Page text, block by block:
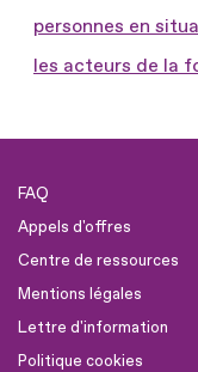
personnes en
les acteurs de la
FAQ
Appels d'offres
Centre de ressources
Mentions légales
Lettre d'information
Politique cookies